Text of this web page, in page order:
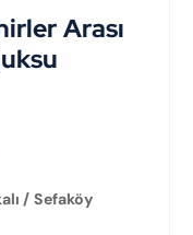
Arası
/ Sefaköy